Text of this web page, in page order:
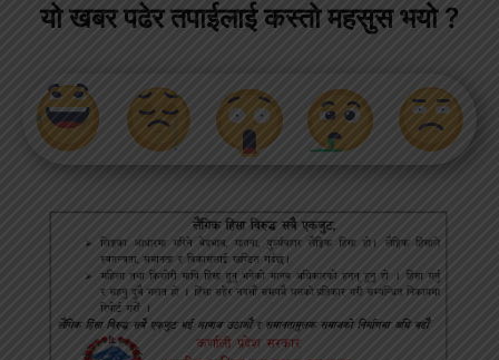
यो खबर पढेर तपाईलाई कस्तो महसुस भयो ?